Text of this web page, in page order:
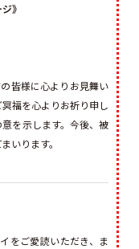
》
皆様に心よりお見舞い
福を心よりお祈り申し
を示します。今後、被
いります。
をご愛読いただき、ま